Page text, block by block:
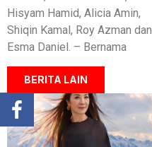
Hisyam Hamid, Alicia Amin,
Shiqin Kamal, Roy Azman dan
Esma Daniel. – Bernama
BERITA LAIN